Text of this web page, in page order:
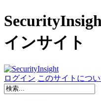
インサイト
ログイン このサイトにつ